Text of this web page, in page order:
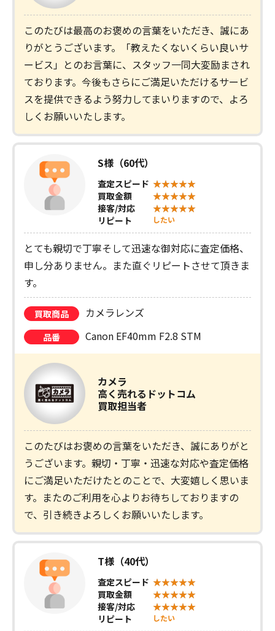
このたびは最高のお褒めの言葉をいただき、誠にあ
りがとうございます。「教えたくないくらい良いサ
ービス」とのお言葉に、スタッフ一同大変励まされ
ております。今後もさらにご満足いただけるサービ
スを提供できるよう努力してまいりますので、よろ
しくお願いいたします。
S様（60代）
査定スピード
買取金額
接客/対応
リピート
したい
とても親切で丁寧そして迅速な御対応に査定価格、
申し分ありません。また直ぐリピートさせて頂きま
す。
買取商品 カメラレンズ
品番 Canon EF40mm F2.8 STM
カメラ
高く売れるドットコム
買取担当者
このたびはお褒めの言葉をいただき、誠にありがと
うございます。親切・丁寧・迅速な対応や査定価格
にご満足いただけたとのことで、大変嬉しく思いま
す。またのご利用を心よりお待ちしておりますの
で、引き続きよろしくお願いいたします。
T様（40代）
査定スピード
買取金額
接客/対応
リピート
したい